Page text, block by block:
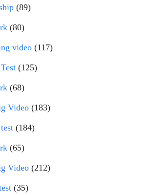
(89)
(80)
video (117)
(125)
(68)
Video (183)
(184)
(65)
Video (212)
(35)